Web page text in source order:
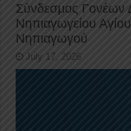
Σύνδεσμος Γονέων
Νηπιαγωγείου
Νηπιαγωγού
July 17, 2026